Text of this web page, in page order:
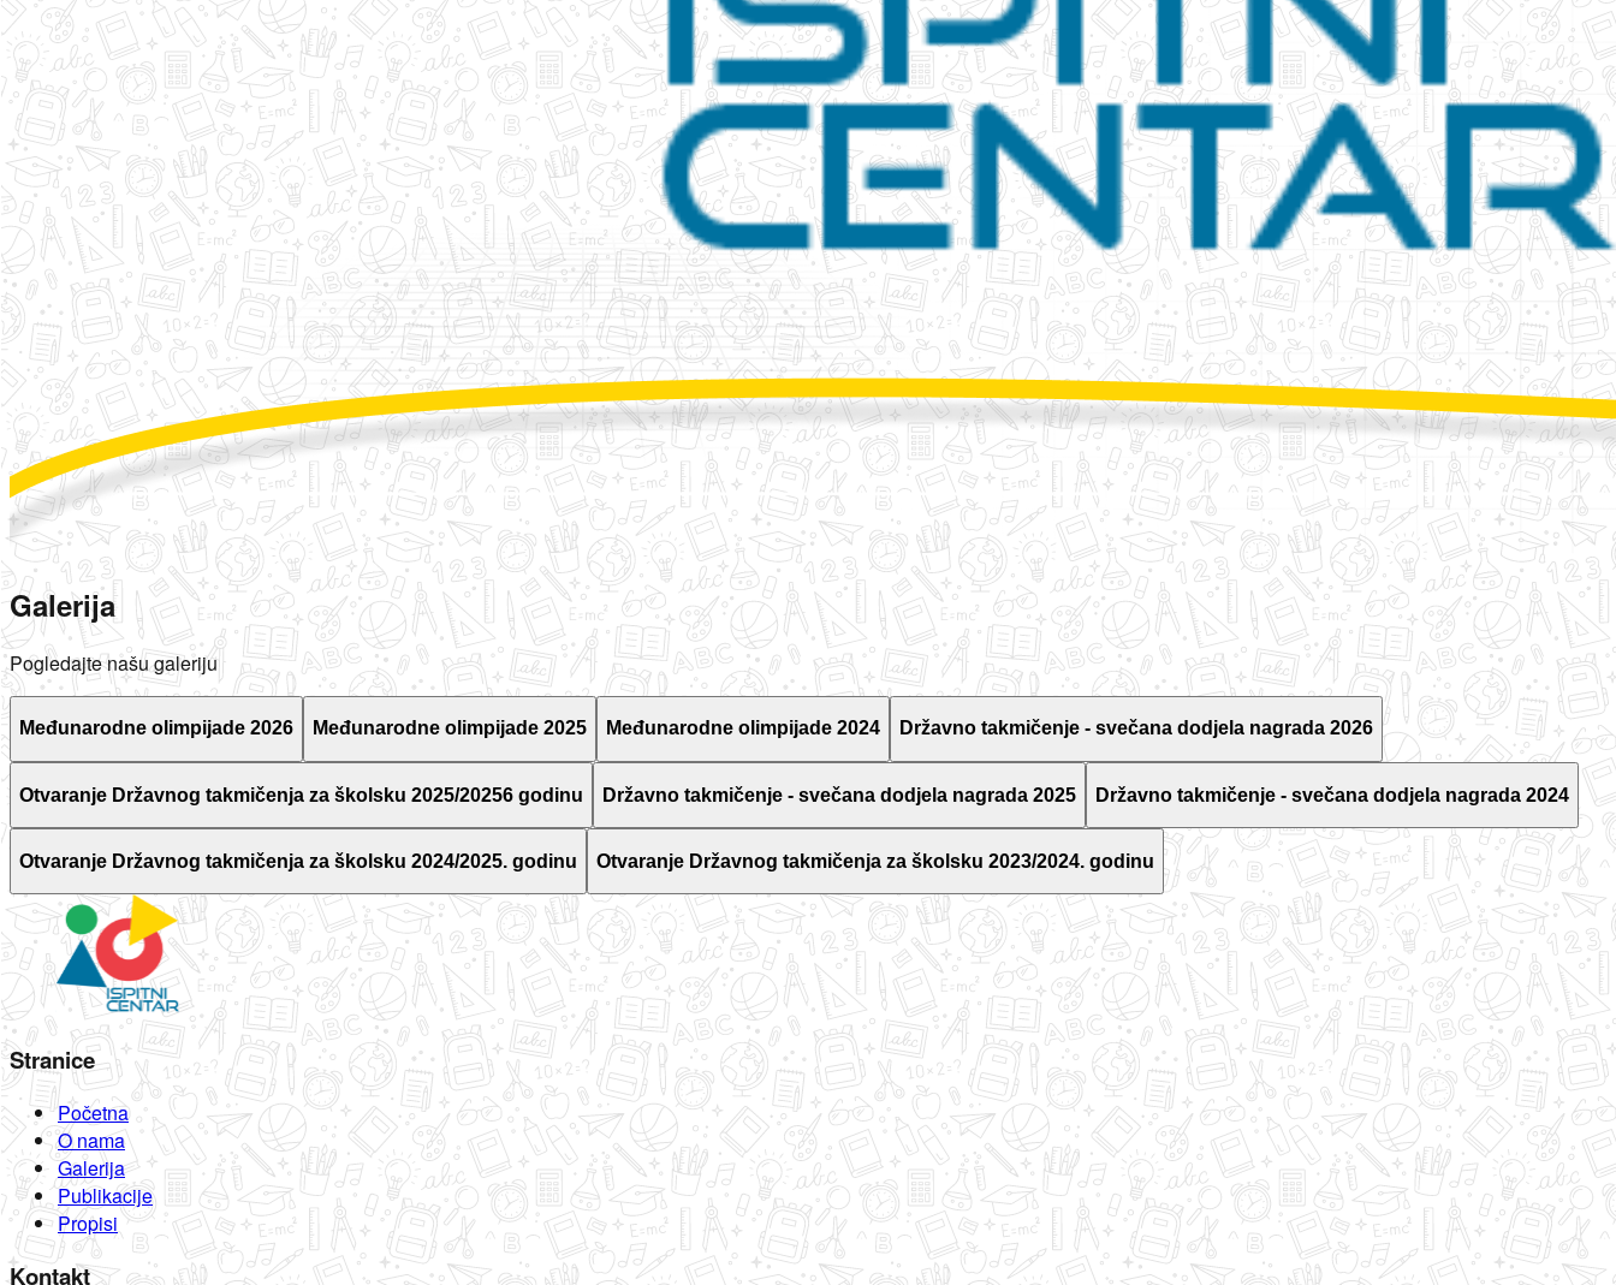
Galerija
Pogledajte našu galeriju
Međunarodne olimpijade 2026 Međunarodne olimpijade 2025 Međunarodne olimpijade 2024 Državno takmičenje - svečana dodjela nagrada 2026
Otvaranje Državnog takmičenja za školsku 2025/20256 godinu Državno takmičenje - svečana dodjela nagrada 2025 Državno takmičenje - svečana dodjela nagrada 2024
Otvaranje Državnog takmičenja za školsku 2024/2025. godinu Otvaranje Državnog takmičenja za školsku 2023/2024. godinu
Stranice
Početna
O nama
Galerija
Publikacije
Propisi
Kontakt